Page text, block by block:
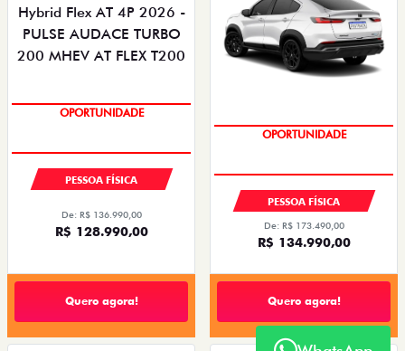
OPORTUNIDADE
PESSOA FÍSICA
De: R$ 136.990,00
R$ 128.990,00
Quero agora!
OPORTUNIDADE
PESSOA FÍSICA
De: R$ 173.490,00
R$ 134.990,00
Quero agora!